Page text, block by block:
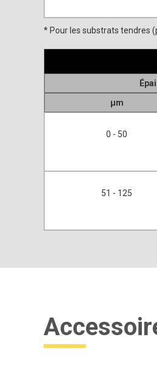
* Pour les substrats tendres
μm
0 - 50
51 - 125